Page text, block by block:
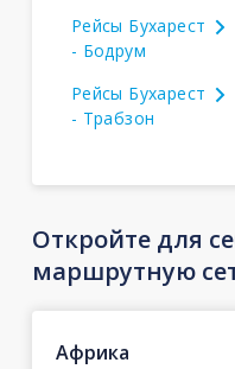
Рейсы Бухарест
- Бодрум
Рейсы Бухарест
- Трабзон
Откройте для
маршрутную
Африка